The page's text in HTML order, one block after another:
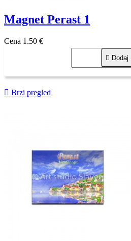
Magnet Perast 1
Cena 1,50 €
 Dodaj
 Brzi pregled